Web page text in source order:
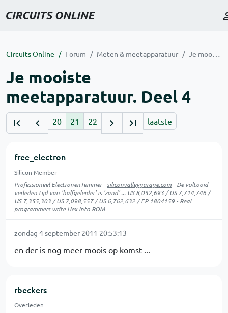
Circuits Online Forum Meten & meetapparatuur Je mooiste meetapparatuur. Deel 4
Je mooiste
meetapparatuur. Deel 4
20 21 22 laatste
free_electron
Silicon Member
Professioneel ElectronenTemmer - siliconvalleygarage.com - De voltooid
verleden tijd van 'halfgeleider' is 'zand' ... US 8,032,693 / US 7,714,746 /
US 7,355,303 / US 7,098,557 / US 6,762,632 / EP 1804159 - Real
programmers write Hex into ROM
zondag 4 september 2011 20:53:13
en der is nog meer moois op komst ...
rbeckers
Overleden